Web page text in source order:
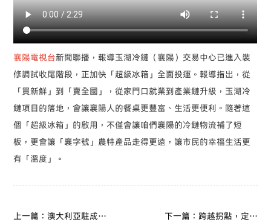
襄陽電視台新聞聯播，報導玉湖冷鏈（襄陽）交易中心已進入裝
修調試收尾階段，正加快「超級冰箱」全面投運。報導指出，從
「買新鮮」到「賣全國」，從家門口就業到產業鏈升級，玉湖冷
鏈項目的落地，會讓襄陽人的餐桌更豐富、生活更便利。隨著這
個「超級冰箱」的啟用，不僅會讓咱們襄陽的冷鏈物流補了短
板，更會讓「襄字號」農特產品走得更遠，讓市民的幸福生活更
有「溫度」。
上一篇：澳大利亞駐成都 下一篇：跨越拐點，定義